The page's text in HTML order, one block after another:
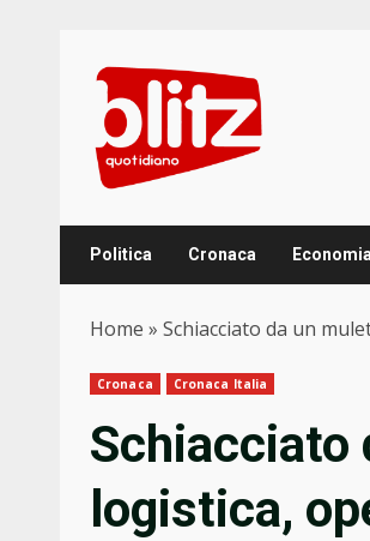
content
Politica Cronaca Economia
Home » Schiacciato da un
Cronaca Cronaca Italia
Schiacciato
logistica,